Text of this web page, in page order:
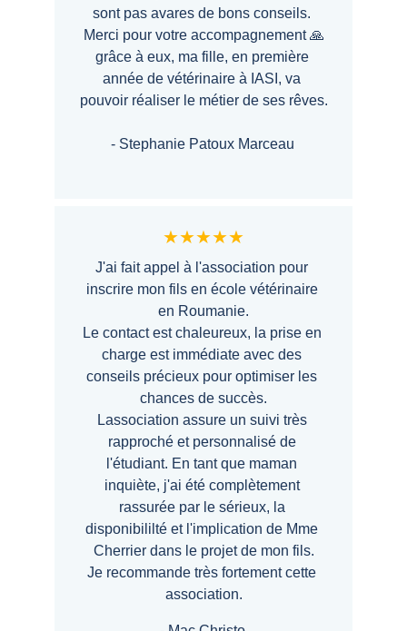
sont pas avares de bons conseils.
Merci pour votre accompagnement 🙏
grâce à eux, ma fille, en première
année de vétérinaire à IASI, va
pouvoir réaliser le métier de ses rêves.
- Stephanie Patoux Marceau
★★★★★
J'ai fait appel à l'association pour
inscrire mon fils en école vétérinaire
en Roumanie.
Le contact est chaleureux, la prise en
charge est immédiate avec des
conseils précieux pour optimiser les
chances de succès.
Lassociation assure un suivi très
rapproché et personnalisé de
l'étudiant. En tant que maman
inquiète, j'ai été complètement
rassurée par le sérieux, la
disponibililté et l'implication de Mme
Cherrier dans le projet de mon fils.
Je recommande très fortement cette
association.